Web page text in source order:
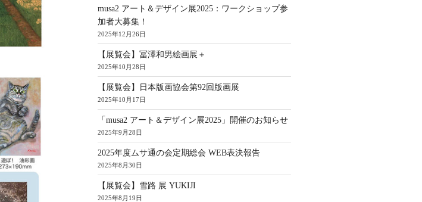
musa2 アート＆デザイン展2025：ワークショップ参
加者大募集！
2025年12月26日
【展覧会】冨澤和男絵画展＋
2025年10月28日
【展覧会】日本版画協会第92回版画展
2025年10月17日
「musa2 アート＆デザイン展2025」開催のお知らせ
2025年9月28日
2025年度ムサ通の会定期総会 WEB表決報告
2025年8月30日
【展覧会】雪路 展 YUKIJI
2025年8月19日